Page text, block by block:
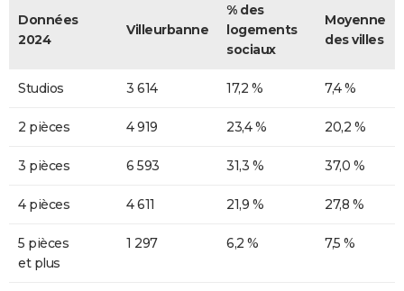
Données
2024
Villeurbanne
% des
logements
sociaux
Moyenne
des villes
Studios 3 614 17,2 % 7,4 %
2 pièces 4 919 23,4 % 20,2 %
3 pièces 6 593 31,3 % 37,0 %
4 pièces 4 611 21,9 % 27,8 %
5 pièces
et plus
1 297 6,2 % 7,5 %